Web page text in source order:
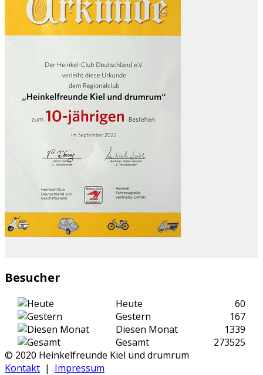
Besucher
Heute
60
Gestern
167
Diesen Monat
1339
Gesamt
273525
© 2020 Heinkelfreunde Kiel und drumrum
Kontakt | Impressum